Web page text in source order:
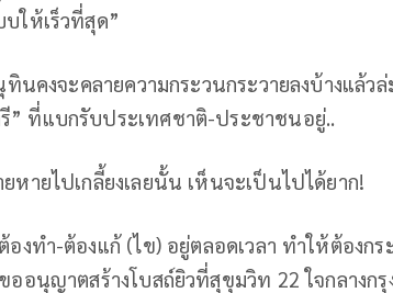
ให้เร็วที่สุด”
นคงจะคลายความกระวนกระวายลงบ้างแล้ว
” ที่แบกรับประเทศชาติ-ประชาชนอยู่..
หายไปเกลี้ยงเลยนั้น เห็นจะเป็นไปได้ยาก!
องทำ-ต้องแก้ (ไข) อยู่ตลอดเวลา ทำให้ต้องก
ออนุญาตสร้างโบสถ์ยิวที่สุขุมวิท 22 ใจกลางก